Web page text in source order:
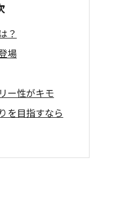
？
場
ー性がキモ
を目指すなら